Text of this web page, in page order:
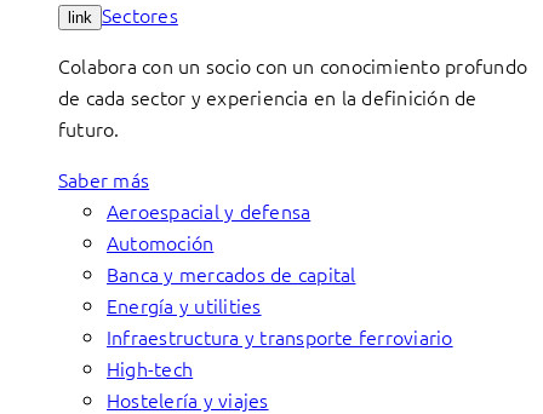
link Sectores
Colabora con un socio con un conocimiento profundo
de cada sector y experiencia en la definición de
futuro.
Saber más
Aeroespacial y defensa
Automoción
Banca y mercados de capital
Energía y utilities
Infraestructura y transporte ferroviario
High-tech
Hostelería y viajes